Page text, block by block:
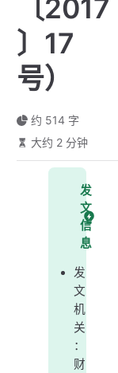
〔2017
〕17
号）
约 514 字
大约 2 分钟
发
文
信
息
发
文
机
关
：
财